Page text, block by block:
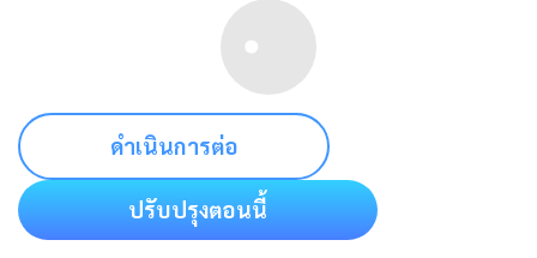
ดำเนินการต่อ
ปรับปรุงตอนนี้